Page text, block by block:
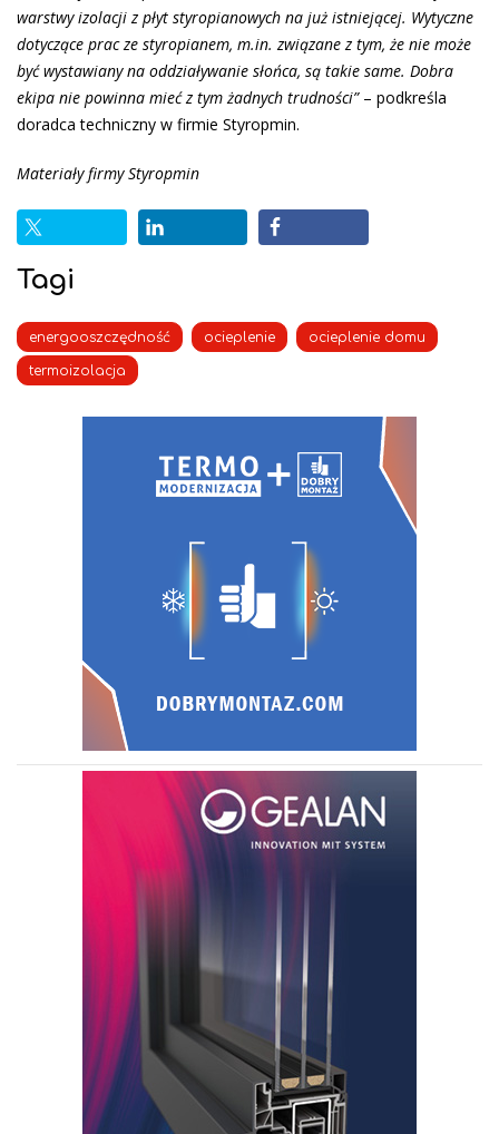
warstwy izolacji z płyt styropianowych na już istniejącej. Wytyczne
dotyczące prac ze styropianem, m.in. związane z tym, że nie może
być wystawiany na oddziaływanie słońca, są takie same. Dobra
ekipa nie powinna mieć z tym żadnych trudności”– podkreśla
doradca techniczny w firmie Styropmin.
Materiały firmy Styropmin
Tagi
energooszczędność ocieplenie ocieplenie domu
termoizolacja